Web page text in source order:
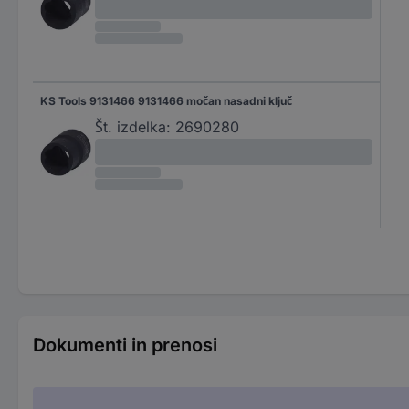
KS Tools 9131466 9131466 močan nasadni ključ
Št. izdelka: 2690280
Dokumenti in prenosi